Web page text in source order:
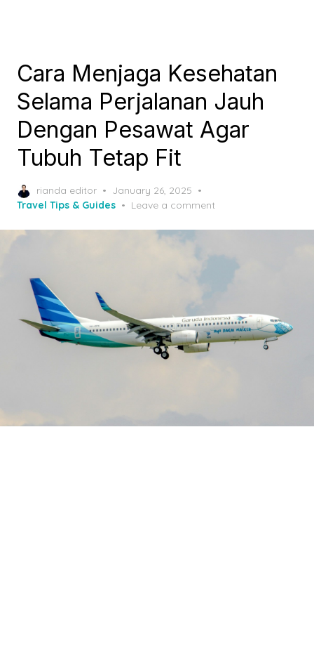
Cara Menjaga Kesehatan
Selama Perjalanan Jauh
Dengan Pesawat Agar
Tubuh Tetap Fit
rianda editor
Posted
on
January 26, 2025
Travel Tips & Guides
Leave a comment